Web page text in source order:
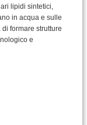
lipidi sintetici,
in acqua e sulle
formare strutture
e